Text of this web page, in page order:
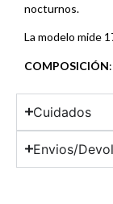
nocturnos.
La modelo mide
COMPOSICIÓN
Cuidados
Envios/